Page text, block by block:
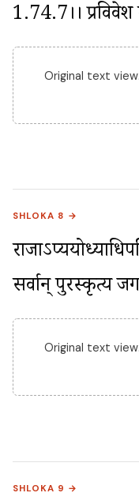
1.74.7।। प्रविवेश
Original text
SHLOKA 8 →
सर्वान् पुरस्कृत्य
Original text
SHLOKA 9 →